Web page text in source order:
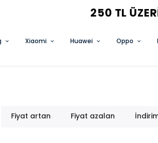
3
Xiaomi Huawei Oppo
Fiyat artan Fiyat azalan